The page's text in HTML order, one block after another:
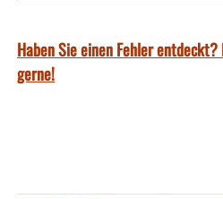
Haben Sie einen Fehler
gerne!